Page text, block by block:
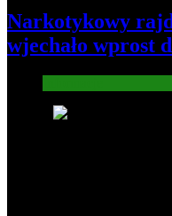
Narkotykowy
wjechało wprost